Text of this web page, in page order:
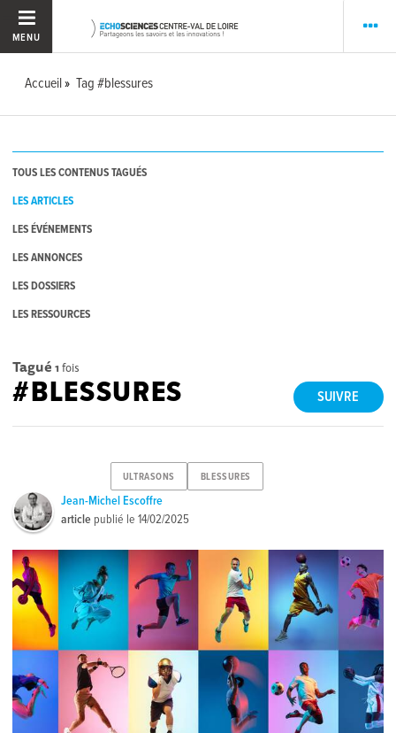
MENU
Accueil Tag #blessures
TOUS LES CONTENUS TAGUÉS
LES ARTICLES
LES ÉVÉNEMENTS
LES ANNONCES
LES DOSSIERS
LES RESSOURCES
Tagué 1 fois
SUIVRE
#BLESSURES
ULTRASONS BLESSURES
Jean-Michel Escoffre
article publié le14/02/2025